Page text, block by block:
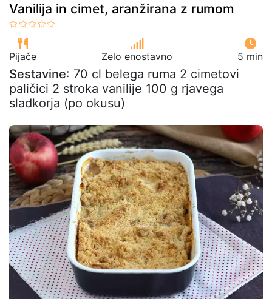
Vanilija in cimet, aranžirana z rumom
Pijače Zelo enostavno 5 min
Sestavine: 70 cl belega ruma 2 cimetovi
paličici 2 stroka vanilije 100 g rjavega
sladkorja (po okusu)